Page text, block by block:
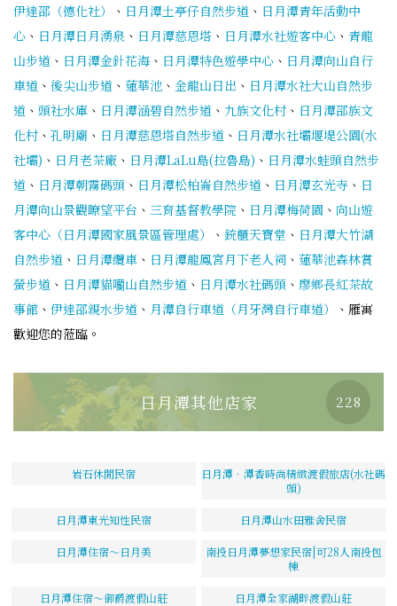
伊達邵（德化社）
、 日月潭土亭仔自然步道 、 日月潭青年活動中
心 、 日月潭日月湧泉 、 日月潭慈恩塔 、 日月潭水社遊客中心 、 青龍
山步道 、 日月潭金針花海 、 日月潭特色遊學中心 、 日月潭向山自行
車道 、 後尖山步道 、 蓮華池 、 金龍山日出 、 日月潭水社大山自然步
道 、 頭社水庫 、 日月潭涵碧自然步道 、 九族文化村 、 日月潭邵族文
化村 、 孔明廟 、 日月潭慈恩塔自然步道 、 日月潭水社壩堰堤公園(水
社壩) 、 日月老茶廠 、 日月潭LaLu島(拉魯島) 、 日月潭水蛙頭自然步
道 、 日月潭朝霧碼頭 、 日月潭松柏崙自然步道 、 日月潭玄光寺 、 日
月潭向山景觀瞭望平台 、 三育基督教學院 、 日月潭梅荷園 、 向山遊
客中心（日月潭國家風景區管理處）
、 銃櫃天寶堂 、 日月潭大竹湖
自然步道 、 日月潭纜車 、 日月潭龍鳳宮月下老人祠 、 蓮華池森林賞
螢步道 、 日月潭貓囒山自然步道 、 日月潭水社碼頭 、 廖鄉長紅茶故
事館 、 伊達邵親水步道 、 月潭自行車道（月牙灣自行車道）
、雁寓
歡迎您的蒞臨。
日月潭其他店家 228
岩石休閒民宿
日月潭．潭香時尚精緻渡假旅店(水社碼
頭)
日月潭東光知性民宿 日月潭山水田雅舍民宿
日月潭住宿～日月美
南投日月潭夢想家民宿|可28人南投包
棟
日月潭住宿～御爵渡假山莊 日月潭全家湖畔渡假山莊